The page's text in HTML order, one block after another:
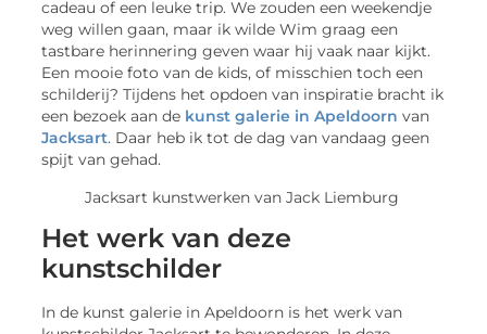
cadeau of een leuke trip. We zouden een weekendje
weg willen gaan, maar ik wilde Wim graag een
tastbare herinnering geven waar hij vaak naar kijkt.
Een mooie foto van de kids, of misschien toch een
schilderij? Tijdens het opdoen van inspiratie bracht ik
een bezoek aan de kunst galerie in Apeldoorn van
Jacksart. Daar heb ik tot de dag van vandaag geen
spijt van gehad.
Jacksart kunstwerken van Jack Liemburg
Het werk van deze
kunstschilder
In de kunst galerie in Apeldoorn is het werk van